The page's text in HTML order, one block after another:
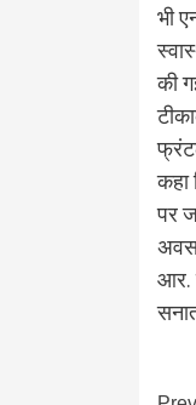
भी
की
कहा
पर
आर.